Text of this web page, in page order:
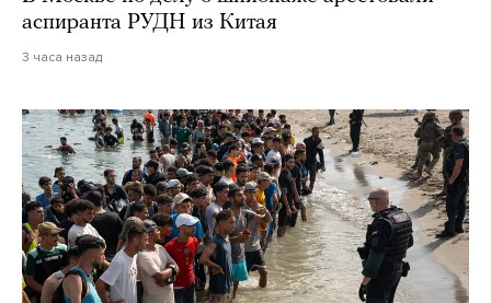
аспиранта РУДН из Китая
3 часа назад